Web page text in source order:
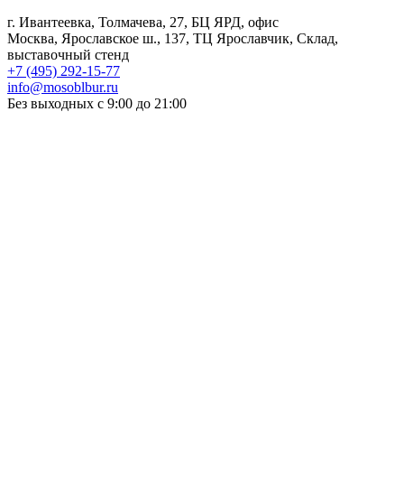
г. Ивантеевка, Толмачева, 27, БЦ ЯРД, офис
Москва, Ярославское ш., 137, ТЦ Ярославчик, Склад,
выставочный стенд
+7 (495) 292-15-77
info@mosoblbur.ru
Без выходных с 9:00 до 21:00